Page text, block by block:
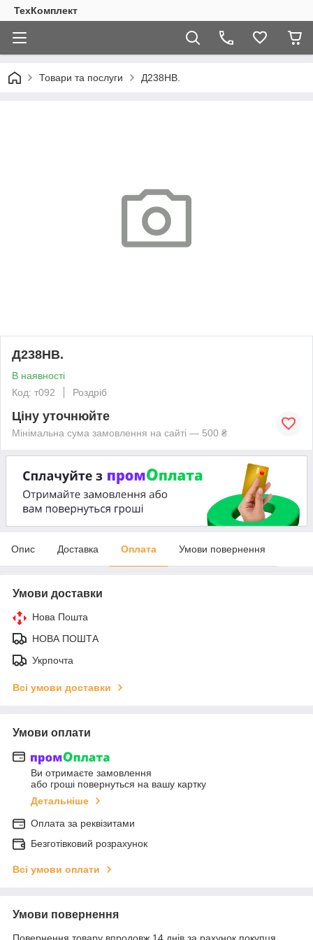
ТехКомплект
Товари та послуги Д238НВ.
Д238НВ.
В наявності
Код: т092
Роздріб
Ціну уточнюйте
Мінімальна сума замовлення на сайті — 500 ₴
Опис Доставка Оплата Умови повернення
Умови доставки
Нова Пошта
НОВА ПОШТА
Укрпочта
Всі умови доставки
Умови оплати
Ви отримаєте замовлення
або гроші повернуться на вашу картку
Детальніше
Оплата за реквізитами
Безготівковий розрахунок
Всі умови оплати
Умови повернення